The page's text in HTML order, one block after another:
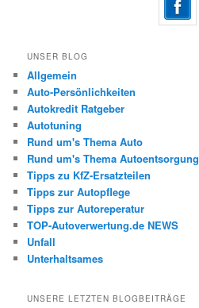
UNSER BLOG
Allgemein
Auto-Persönlichkeiten
Autokredit Ratgeber
Autotuning
Rund um's Thema Auto
Rund um's Thema Autoentsorgung
Tipps zu KfZ-Ersatzteilen
Tipps zur Autopflege
Tipps zur Autoreperatur
TOP-Autoverwertung.de NEWS
Unfall
Unterhaltsames
UNSERE LETZTEN BLOGBEITRÄGE